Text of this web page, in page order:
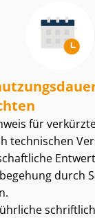
für
technischen
durch